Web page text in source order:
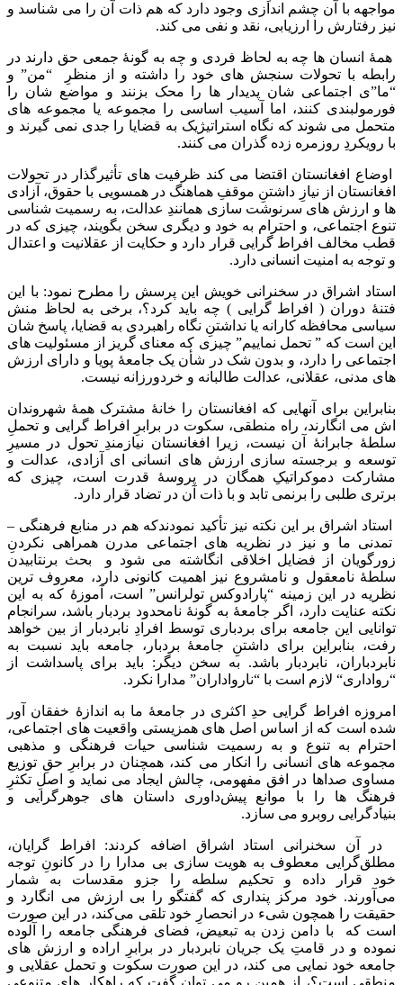
مواجهه با آن چشم اندازی وجود دارد که هم ذات آن را می شناسد و
نیز رفتارش را ارزیابی، نقد و نفی می کند.
همۀ انسان ها چه به لحاظ فردی و چه به گونۀ جمعی حق دارند در
رابطه با تحولات سنجش های خود را داشته و از منظرِ “من” و
“ما”ی اجتماعی شان پدیدار ها را محک بزنند و مواضع شان را
فورمولبندی کنند، اما آسیب اساسی را مجموعه یا مجموعه های
متحمل می شوند که نگاه استراتیژیک به قضایا را جدی نمی گیرند و
با رویکردِ روزمره زده گذران می کنند.
اوضاع افغانستان اقتضا می کند ظرفیت های تأثیرگذار در تحولات
افغانستان از نیازِ داشتنِ موقفِ هماهنگ در همسویی با حقوق، آزادی
ها و ارزش های سرنوشت سازی همانندِ عدالت، به رسمیت شناسی
تنوع اجتماعی، و احترام به خود و دیگری سخن بگویند، چیزی که در
قطب مخالف افراط گرایی قرار دارد و حکایت از عقلانیت و اعتدال
و توجه به امنیت انسانی دارد.
استاد اشراق در سخنرانی خویش این پرسش را مطرح نمود: با این
فتنۀ دوران ( افراط گرایی ) چه باید کرد؟، برخی به لحاظ منش
سیاسی محافظه کارانه یا نداشتنِ نگاه راهبردی به قضایا، پاسخ شان
این است که ” تحمل نماییم” چیزی که معنای گریز از مسئولیت های
اجتماعی را دارد، و بدون شک در شأن یک جامعۀ پویا و دارای ارزش
های مدنی، عقلانی، عدالت طالبانه و خردورزانه نیست.
بنابراین برای آنهایی که افغانستان را خانۀ مشترک همۀ شهروندان
اش می انگارند، راه منطقی، سکوت در برابرِ افراط گرایی و تحملِ
سلطۀ جابرانۀ آن نیست، زیرا افغانستان نیازمندِ تحول در مسیرِ
توسعه و برجسته سازی ارزش های انسانی ای آزادی، عدالت و
مشارکت دموکراتیکِ همگان در پروسۀ قدرت است، چیزی که
برتری طلبی را برنمی تابد و با ذات آن در تضاد قرار دارد.
استاد اشراق بر این نکته نیز تأکید نمودندکه هم در منابع فرهنگی –
تمدنی ما و نیز در نظریه های اجتماعی مدرن همراهی نکردنِ
زورگویان از فضایل اخلاقی انگاشته می شود و بحث برنتابیدن
سلطۀ نامعقول و نامشروع نیز اهمیت کانونی دارد، معروف ترین
نظریه در این زمینه “پارادوکس تولرانس” است، آموزۀ که به این
نکته عنایت دارد، اگر جامعۀ به گونۀ نامحدود بردبار باشد، سرانجام
توانایی این جامعه برای بردباری توسط افرادِ نابردبار از بین خواهد
رفت، بنابراین برای داشتنِ جامعۀ بردبار، جامعه باید نسبت به
نابردباران، نابردبار باشد. به سخن دیگر: باید برای پاسداشت از
“رواداری“ لازم است با “نارواداران” مدارا نکرد.
امروزه افراط گرایی حدِ اکثری در جامعۀ ما به اندازۀ خفقان آور
شده است که از اساس اصل های همزیستی واقعیت های اجتماعی،
احترام به تنوع و به رسمیت شناسی حیات فرهنگی و مذهبی
مجموعه های انسانی را انکار می کند، همچنان در برابرِ حقِ توزیع
مساوی صداها در افق مفهومی، چالش ایجاد می نماید و اصلِ تکثرِ
فرهنگ ‌ها را با موانع پیش‌داوری داستان ‌های جوهرگرایی و
بنیادگرایی روبرو می سازد.
در آن سخنرانی استاد اشراق اضافه کردند: افراط گرایان،
مطلق‌گرایی معطوف به هویت سازی بی مدارا را در کانونِ توجه
خود قرار داده و تحکیم سلطه را جزو مقدسات به شمار
می‌آورند. خود مرکز پنداری که گفتگو را بی ‌ارزش می‌ انگارد و
حقیقت را همچون شیء در انحصارِ خود تلقی می‌کند، در این صورت
است که با دامن زدن به تبعیض، فضای فرهنگی جامعه را آلوده
نموده و در قامتِ یک جریان نابردبار در برابرِ اراده و ارزش های
جامعه خود نمایی می کند، در این صورت سکوت و تحمل عقلایی و
منطقی است؟، از همین رو می توان گفت که راهکار های متنوعی